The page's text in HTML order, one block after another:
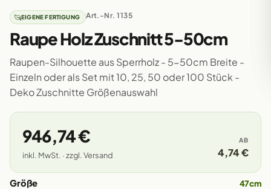
EIGENE FERTIGUNG Art.-Nr. 1135
Raupe Holz Zuschnitt 5-50cm
Raupen-Silhouette aus Sperrholz - 5-50cm Breite -
Einzeln oder als Set mit 10, 25, 50 oder 100 Stück -
Deko Zuschnitte Größenauswahl
946,74 €
inkl. MwSt. · zzgl. Versand
AB
4,74 €
Größe 47cm